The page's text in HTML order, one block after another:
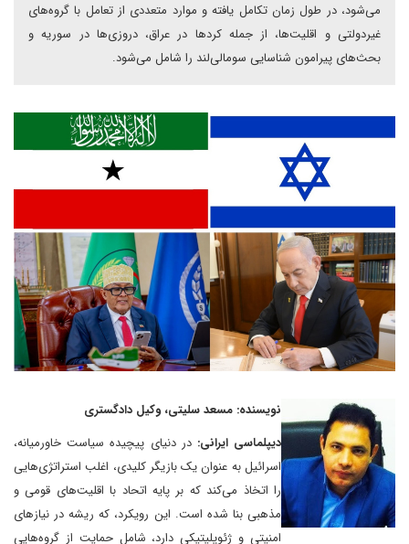
می‌شود، در طول زمان تکامل یافته و موارد متعددی از تعامل با گروه‌های
غیردولتی و اقلیت‌ها، از جمله کردها در عراق، دروزی‌ها در سوریه و
بحث‌های پیرامون شناسایی سومالی‌لند را شامل می‌شود.
نویسنده: مسعد سلیتی، وکیل دادگستری
دیپلماسی ایرانی: در دنیای پیچیده سیاست خاورمیانه،
اسرائیل به عنوان یک بازیگر کلیدی، اغلب استراتژی‌هایی
را اتخاذ می‌کند که بر پایه اتحاد با اقلیت‌های قومی و
مذهبی بنا شده است. این رویکرد، که ریشه در نیازهای
امنیتی و ژئوپلیتیکی دارد، شامل حمایت از گروه‌هایی